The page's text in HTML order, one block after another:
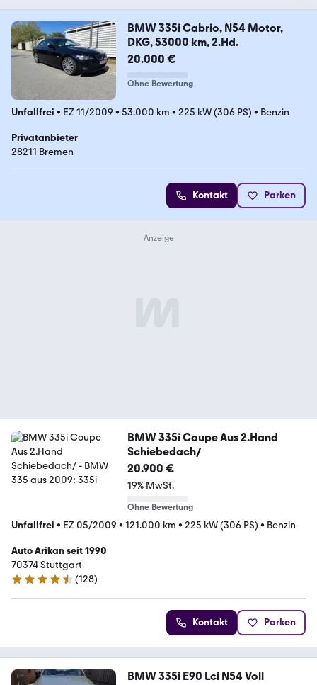
BMW 335i Cabrio, N54 Motor,
DKG, 53000 km, 2.Hd.
20.000 €
Ohne Bewertung
Unfallfrei • EZ 11/2009 • 53.000 km • 225 kW (306 PS) • Benzin
Privatanbieter
28211 Bremen
Kontakt Parken
BMW 335i Coupe Aus 2.Hand
Schiebedach/
20.900 €
19% MwSt.
Ohne Bewertung
Unfallfrei • EZ 05/2009 • 121.000 km • 225 kW (306 PS) • Benzin
Auto Arikan seit 1990
70374 Stuttgart
4.7 Sterne
(128)
Kontakt Parken
BMW 335i E90 Lci N54 Voll